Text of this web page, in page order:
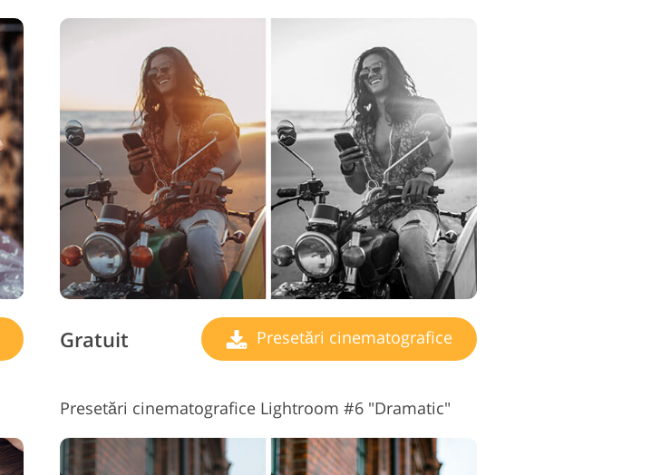
Gratuit Presetări cinematografice
Presetări cinematografice Lightroom #6 "Dramatic"